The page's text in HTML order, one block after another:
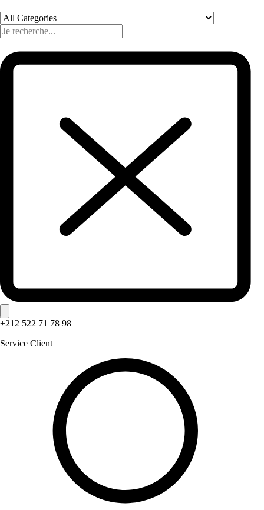
+212 522 71 78 98
Service Client